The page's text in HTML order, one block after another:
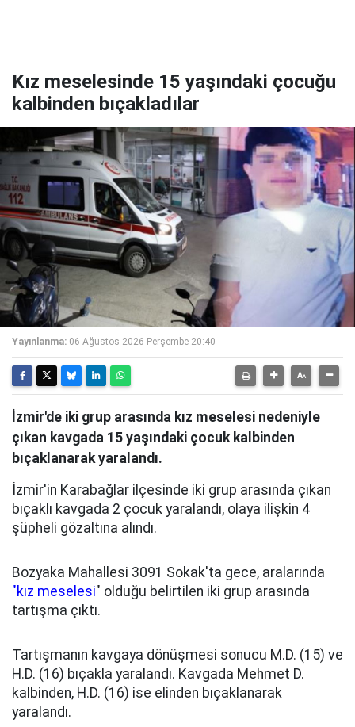
Kız meselesinde 15 yaşındaki çocuğu
kalbinden bıçakladılar
Yayınlanma: 06 Ağustos 2026 Perşembe 20:40
İzmir'de iki grup arasında kız meselesi nedeniyle
çıkan kavgada 15 yaşındaki çocuk kalbinden
bıçaklanarak yaralandı.
İzmir'in Karabağlar ilçesinde iki grup arasında çıkan
bıçaklı kavgada 2 çocuk yaralandı, olaya ilişkin 4
şüpheli gözaltına alındı.
Bozyaka Mahallesi 3091 Sokak'ta gece, aralarında
"kız meselesi" olduğu belirtilen iki grup arasında
tartışma çıktı.
Tartışmanın kavgaya dönüşmesi sonucu M.D. (15) ve
H.D. (16) bıçakla yaralandı. Kavgada Mehmet D.
kalbinden, H.D. (16) ise elinden bıçaklanarak
yaralandı.